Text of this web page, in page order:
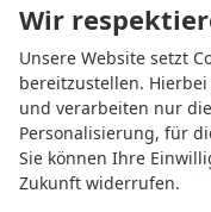
Wir
Unsere Website setzt
bereitzustellen.
und verarbeiten nur
Personalisierung, für
Sie können Ihre
Zukunft widerrufen.